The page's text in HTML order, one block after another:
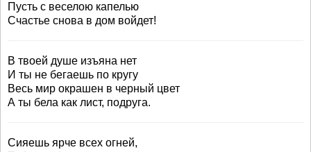
Пусть с веселою капелью
Счастье снова в дом войдет!
В твоей душе изъяна нет
И ты не бегаешь по кругу
Весь мир окрашен в черный цвет
А ты бела как лист, подруга.
Сияешь ярче всех огней,